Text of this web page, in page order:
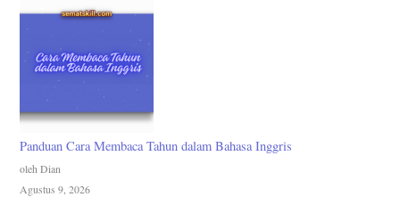
Panduan Cara Membaca Tahun dalam Bahasa Inggris
oleh Dian
Agustus 9, 2026